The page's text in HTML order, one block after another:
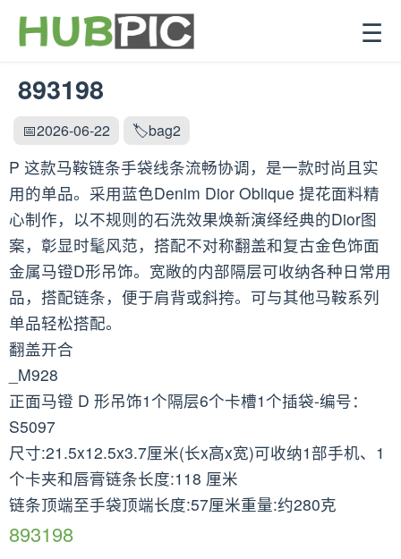
☰
893198
📅2026-06-22 🏷️bag2
P 这款马鞍链条手袋线条流畅协调，是一款时尚且实
用的单品。采用蓝色Denim Dior Oblique 提花面料精
心制作，以不规则的石洗效果焕新演绎经典的Dior图
案，彰显时髦风范，搭配不对称翻盖和复古金色饰面
金属马镫D形吊饰。宽敞的内部隔层可收纳各种日常用
品，搭配链条，便于肩背或斜挎。可与其他马鞍系列
单品轻松搭配。
翻盖开合
_M928
正面马镫 D 形吊饰1个隔层6个卡槽1个插袋-编号：
S5097
尺寸:21.5x12.5x3.7厘米(长x高x宽)可收纳1部手机、1
个卡夹和唇膏链条长度:118 厘米
链条顶端至手袋顶端长度:57厘米重量:约280克
893198